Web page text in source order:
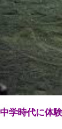
中学時代に体